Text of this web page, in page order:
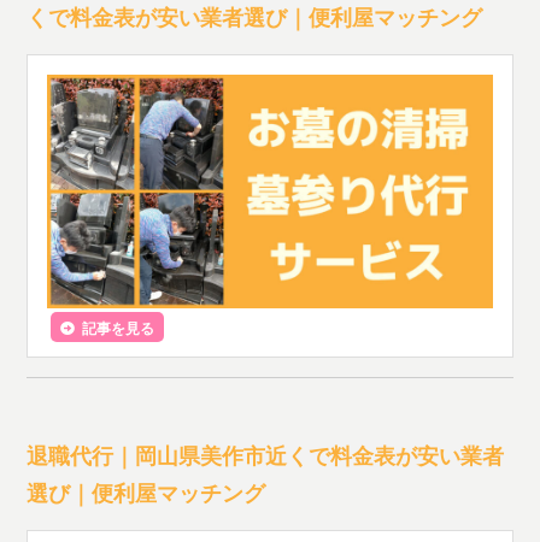
くで料金表が安い業者選び｜便利屋マッチング
記事を見る
退職代行｜岡山県美作市近くで料金表が安い業者
選び｜便利屋マッチング